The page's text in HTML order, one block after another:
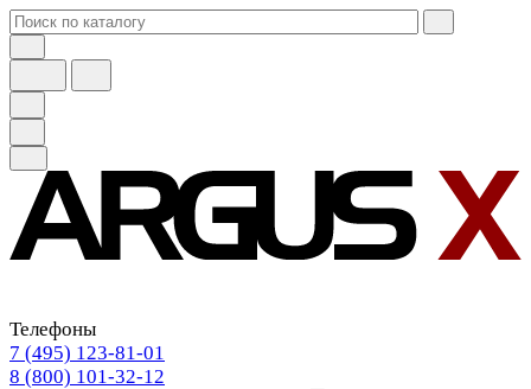
Телефоны
7 (495) 123-81-01
8 (800) 101-32-12